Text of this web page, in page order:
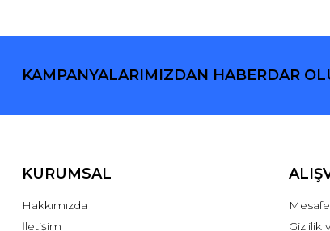
KAMPANYALARIMIZDAN HABERDAR
KURUMSAL
Hakkımızda
İletişim
Gizlilik